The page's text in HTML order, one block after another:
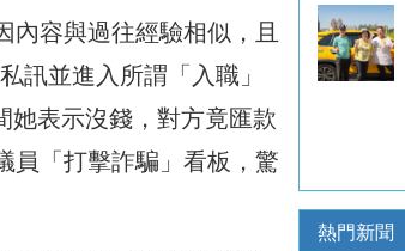
內容與過往經驗相似，且
訊並進入所謂「入職」
她表示沒錢，對方竟匯款
員「打擊詐騙」看板，驚
熱門新聞